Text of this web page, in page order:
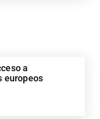
a
europeos